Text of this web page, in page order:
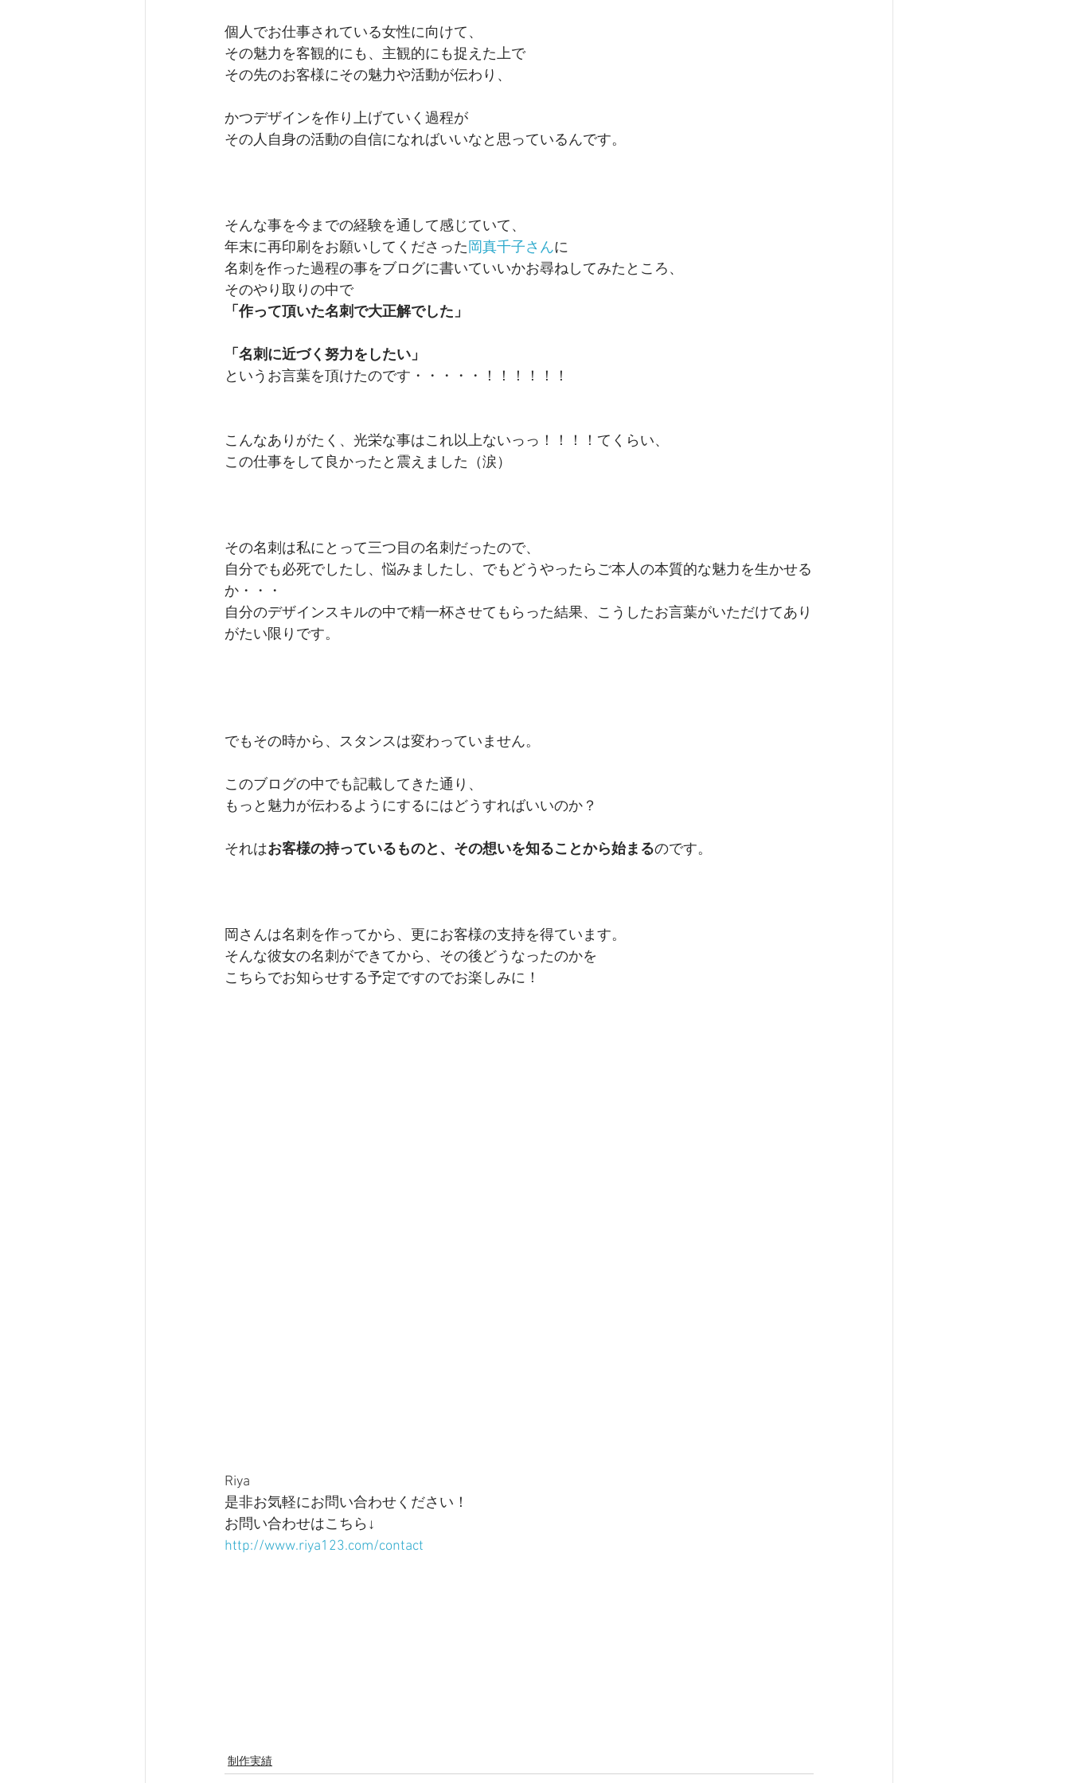
個人でお仕事されている女性に向けて、
その魅力を客観的にも、主観的にも捉えた上で
その先のお客様にその魅力や活動が伝わり、
かつデザインを作り上げていく過程が
その人自身の活動の自信になればいいなと思っているんです。
そんな事を今までの経験を通して感じていて、
年末に再印刷をお願いしてくださった 岡真千子さんに
名刺を作った過程の事をブログに書いていいかお尋ねしてみたところ、
そのやり取りの中で
「作って頂いた名刺で大正解でした」
「名刺に近づく努力をしたい」
というお言葉を頂けたのです・・・・・！！！！！！
こんなありがたく、光栄な事はこれ以上ないっっ！！！！てくらい、
この仕事をして良かったと震えました（涙）
その名刺は私にとって三つ目の名刺だったので、
自分でも必死でしたし、悩みましたし、でもどうやったらご本人の本質的な魅力を生かせる
か・・・
自分のデザインスキルの中で精一杯させてもらった結果、こうしたお言葉がいただけてあり
がたい限りです。
でもその時から、スタンスは変わっていません。
このブログの中でも記載してきた通り、
もっと魅力が伝わるようにするにはどうすればいいのか？
それはお客様の持っているものと、その想いを知ることから始まるのです。
岡さんは名刺を作ってから、更にお客様の支持を得ています。
そんな彼女の名刺ができてから、その後どうなったのかを
こちらでお知らせする予定ですのでお楽しみに！
Riya
是非お気軽にお問い合わせください！
お問い合わせはこちら↓
http://www.riya123.com/contact
制作実績